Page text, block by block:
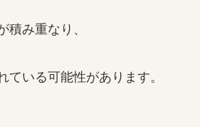
積み重なり、
ている可能性があります。